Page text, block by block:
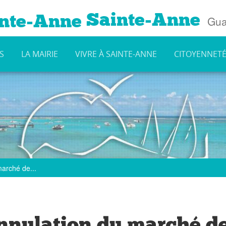
Sainte-Anne
LA MAIRIE VIVRE À SAINTE-ANNE CITOYENNETÉ
de...